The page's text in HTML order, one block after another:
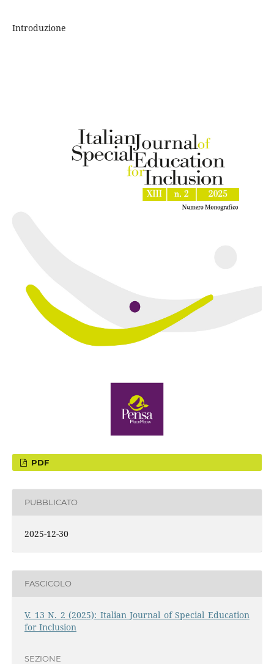
Introduzione
PDF
PUBBLICATO
2025-12-30
FASCICOLO
V. 13 N. 2 (2025): Italian Journal of Special Education
for Inclusion
SEZIONE